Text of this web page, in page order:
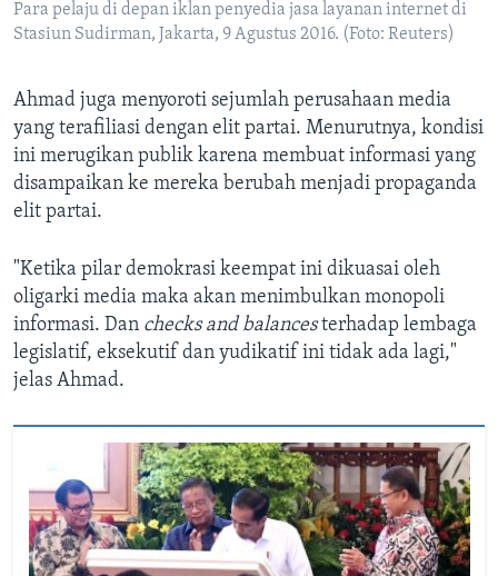
Para pelaju di depan iklan penyedia jasa layanan internet di
Stasiun Sudirman, Jakarta, 9 Agustus 2016. (Foto: Reuters)
Ahmad juga menyoroti sejumlah perusahaan media
yang terafiliasi dengan elit partai. Menurutnya, kondisi
ini merugikan publik karena membuat informasi yang
disampaikan ke mereka berubah menjadi propaganda
elit partai.
"Ketika pilar demokrasi keempat ini dikuasai oleh
oligarki media maka akan menimbulkan monopoli
informasi. Dan checks and balancesterhadap lembaga
legislatif, eksekutif dan yudikatif ini tidak ada lagi,"
jelas Ahmad.